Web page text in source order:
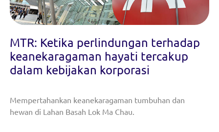
MTR: Ketika perlindungan terhadap
keanekaragaman hayati tercakup
dalam kebijakan korporasi
Mempertahankan keanekaragaman tumbuhan dan
hewan di Lahan Basah Lok Ma Chau.